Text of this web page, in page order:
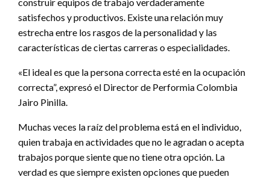
construir equipos de trabajo verdaderamente
satisfechos y productivos. Existe una relación muy
estrecha entre los rasgos de la personalidad y las
características de ciertas carreras o especialidades.
«El ideal es que la persona correcta esté en la ocupación
correcta”, expresó el Director de Performia Colombia
Jairo Pinilla.
Muchas veces la raíz del problema está en el individuo,
quien trabaja en actividades que no le agradan o acepta
trabajos porque siente que no tiene otra opción. La
verdad es que siempre existen opciones que pueden